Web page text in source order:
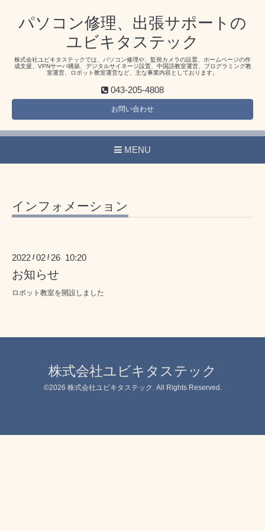
パソコン修理、出張サポートの
ユビキタステック
株式会社ユビキタステックでは、パソコン修理や、監視カメラの設置、ホームページの作
成支援、VPNサーバ構築、デジタルサイネージ設置、中国語教室運営、プログラミング教
室運営、ロボット教室運営など、主な事業内容としております。
043-205-4808
お問い合わせ
MENU
インフォメーション
2022 /02 / 26 10:20
お知らせ
ロボット教室を開設しました
株式会社ユビキタステック
©2026 株式会社ユビキタステック . All Rights Reserved.